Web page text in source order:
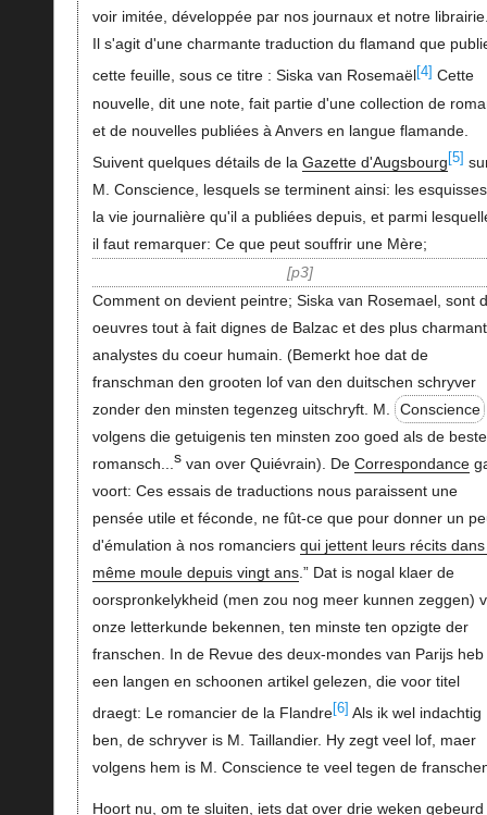
voir imitée, développée par nos journaux et notre
Il s'agit d'une charmante traduction du flamand que
cette feuille, sous ce titre : Siska van Rosemaël[4] Cette
nouvelle, dit une note, fait partie d'une collection de
et de nouvelles publiées à Anvers en langue flamande.
Suivent quelques détails de la Gazette d'Augsbourg [5]
M. Conscience, lesquels se terminent ainsi: les
la vie journalière qu'il a publiées depuis, et parmi
il faut remarquer: Ce que peut souffrir une Mère;
p3
Comment on devient peintre; Siska van Rosemael, sont
oeuvres tout à fait dignes de Balzac et des plus
analystes du coeur humain. (Bemerkt hoe dat de
franschman den grooten lof van den duitschen schryver
zonder den minsten tegenzeg uitschryft. M.
Conscience
volgens die getuigenis ten minsten zoo goed als de beste
romansch... svan over Quiévrain). De Correspondance
voort: Ces essais de traductions nous paraissent une
pensée utile et féconde, ne fût-ce que pour donner un
d'émulation à nos romanciers qui jettent leurs récits
même moule depuis vingt ans.” Dat is nogal klaer de
oorspronkelykheid (men zou nog meer kunnen zeggen)
onze letterkunde bekennen, ten minste ten opzigte der
franschen. In de Revue des deux-mondes van Parijs heb
een langen en schoonen artikel gelezen, die voor titel
draegt: Le romancier de la Flandre[6] Als ik wel indachtig
ben, de schryver is M. Taillandier. Hy zegt veel lof, maer
volgens hem is M. Conscience te veel tegen de
Hoort nu, om te sluiten, iets dat over drie weken gebeurd